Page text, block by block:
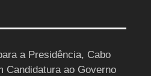
a Presidência, Cabo
Candidatura ao Governo